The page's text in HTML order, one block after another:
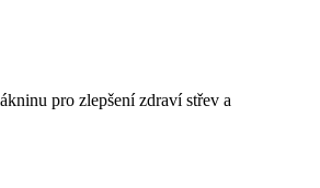
pro zlepšení zdraví střev a